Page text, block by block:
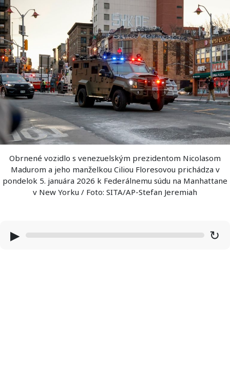
Obrnené vozidlo s venezuelským prezidentom Nicolasom
Madurom a jeho manželkou Ciliou Floresovou prichádza v
pondelok 5. januára 2026 k Federálnemu súdu na Manhattane
v New Yorku / Foto: SITA/AP-Stefan Jeremiah
▶ ↻